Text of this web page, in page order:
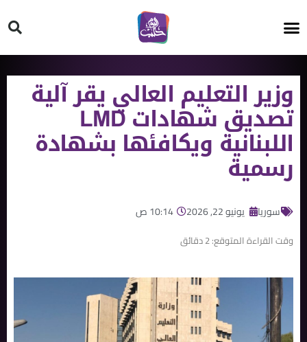
وزير التعليم العالي يقر آلية
تصديق شهادات LMD
اللبنانية ويكافئها بشهادة
رسمية
سوريا يونيو 22, 2026 10:14 ص
وقت القراءة المتوقع:2دقائق